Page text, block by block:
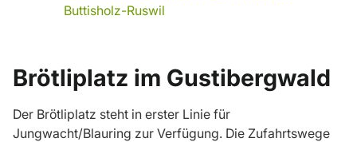
Buttisholz-Ruswil
Brötliplatz im Gustibergwald
Der Brötliplatz steht in erster Linie für
Jungwacht/Blauring zur Verfügung. Die Zufahrtswege